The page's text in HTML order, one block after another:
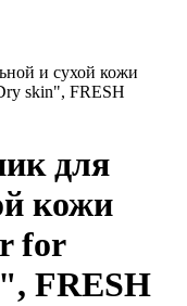
и сухой кожи
skin", FRESH
для
кожи
for
FRESH